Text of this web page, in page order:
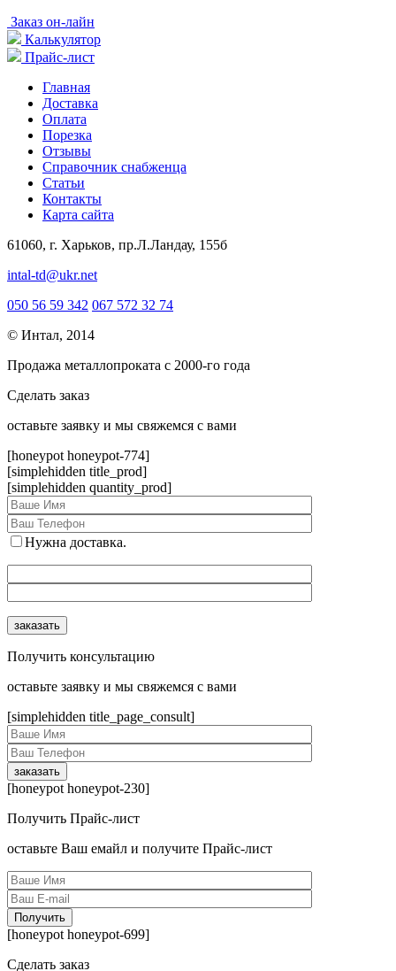
Заказ он-лайн
Калькулятор
Прайс-лист
Главная
Доставка
Оплата
Порезка
Отзывы
Справочник снабженца
Статьи
Контакты
Карта сайта
61060, г. Харьков, пр.Л.Ландау, 155б
intal-td@ukr.net
050 56 59 342 067 572 32 74
© Интал, 2014
Продажа металлопроката с 2000-го года
Сделать заказ
оcтавьте заявку и мы свяжемся с вами
[honeypot honeypot-774]
[simplehidden title_prod]
[simplehidden quantity_prod]
Нужна доставка.
Получить консультацию
оcтавьте заявку и мы свяжемся с вами
[simplehidden title_page_consult]
[honeypot honeypot-230]
Получить Прайс-лист
оcтавьте Ваш емайл и получите Прайс-лист
[honeypot honeypot-699]
Сделать заказ